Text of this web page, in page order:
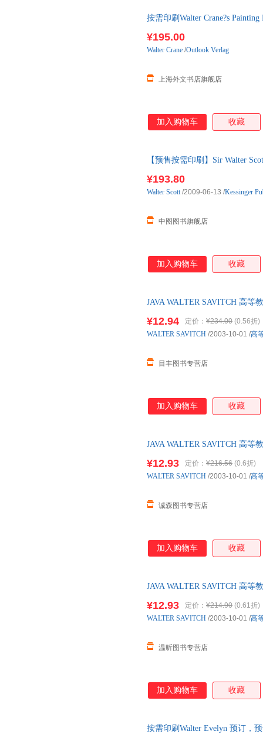
按需印刷Walter Crane?s
¥195.00
上海外文书店旗舰店
Walter Crane /Outlook Verlag
加入购物车 收藏
【预售按需印刷】Sir Walter
¥193.80
中图图书旗舰店
Walter Scott/2009-06-13 /Kessinger
加入购物车 收藏
JAVA WALTER SAVITCH 高等
¥12.94 定价： ¥234.00 (0.56折)
目丰图书专营店
WALTER SAVITCH /2003-10-01 /高
加入购物车 收藏
JAVA WALTER SAVITCH 高等
¥12.93 定价： ¥216.56 (0.6折)
诚森图书专营店
WALTER SAVITCH /2003-10-01 /高
加入购物车 收藏
JAVA WALTER SAVITCH 高等
¥12.93 定价： ¥214.90 (0.61折)
温昕图书专营店
WALTER SAVITCH /2003-10-01 /高
加入购物车 收藏
按需印刷Walter Evelyn 预订，